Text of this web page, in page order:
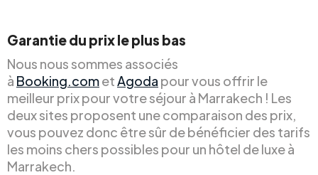
Garantie du prix le plus bas
Nous nous sommes associés
à Booking.comet Agoda pour vous offrir le
meilleur prix pour votre séjour à Marrakech ! Les
deux sites proposent une comparaison des prix,
vous pouvez donc être sûr de bénéficier des tarifs
les moins chers possibles pour un hôtel de luxe à
Marrakech.